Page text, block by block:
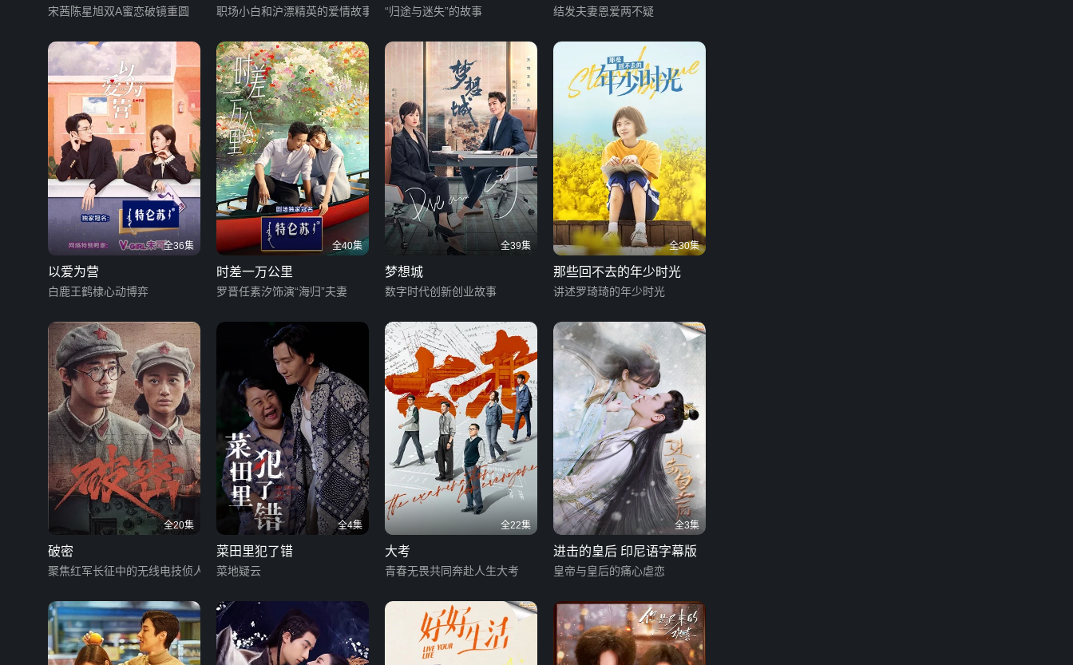
宋茜陈星旭双A蜜恋破镜重圆
爱手册
职场小白和沪漂精英的爱情故事 “归途与迷失”的故事 结发夫妻恩爱两不疑
全36集
以爱为营
白鹿王鹤棣心动博弈
全40集
时差一万公里
罗晋任素汐饰演“海归”夫妻
全39集
梦想城
数字时代创新创业故事
全30集
那些回不去的年少时光
讲述罗琦琦的年少时光
全20集
破密
聚焦红军长征中的无线电技侦人员
全4集
菜田里犯了错
菜地疑云
全22集
大考
青春无畏共同奔赴人生大考
全3集
进击的皇后 印尼语字幕版
皇帝与皇后的痛心虐恋